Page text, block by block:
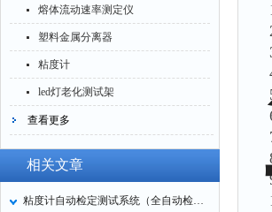
熔体流动速率测定仪
塑料金属分离器
粘度计
led灯老化测试架
查看更多
相关文章
粘度计自动检定测试系统（全自动检定技术）